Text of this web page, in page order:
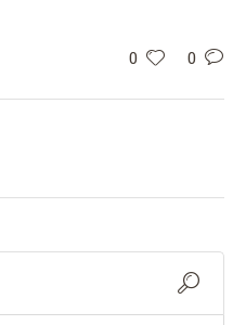
0 0